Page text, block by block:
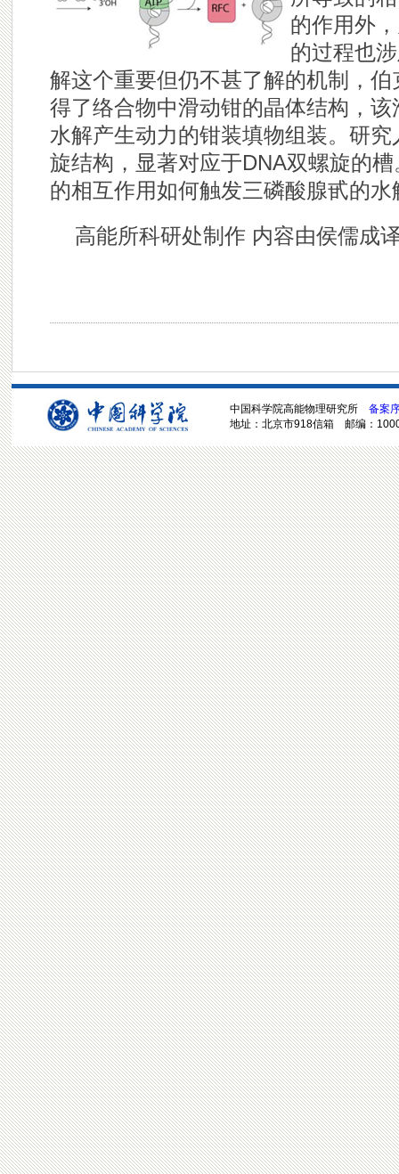
的作用外
的过程也
解这个重要但仍不甚了解的机制，
得了络合物中滑动钳的晶体结构，
水解产生动力的钳装填物组装。研
旋结构，显著对应于DNA双螺旋的
的相互作用如何触发三磷酸腺甙的
高能所科研处制作 内容由侯儒成
中国科学院高能物理研究所 备案
地址：北京市918信箱 邮编：